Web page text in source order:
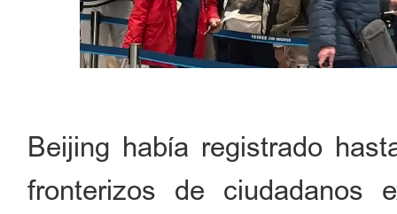
Beijing había registrado
fronterizos de ciudadanos